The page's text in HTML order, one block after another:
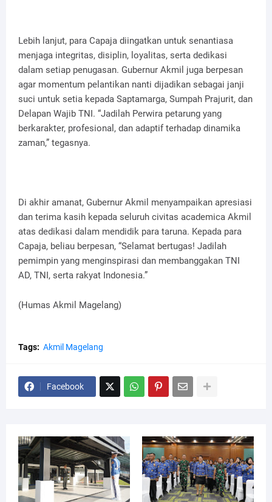
Lebih lanjut, para Capaja diingatkan untuk senantiasa
menjaga integritas, disiplin, loyalitas, serta dedikasi
dalam setiap penugasan. Gubernur Akmil juga berpesan
agar momentum pelantikan nanti dijadikan sebagai janji
suci untuk setia kepada Saptamarga, Sumpah Prajurit, dan
Delapan Wajib TNI. “Jadilah Perwira petarung yang
berkarakter, profesional, dan adaptif terhadap dinamika
zaman,” tegasnya.
Di akhir amanat, Gubernur Akmil menyampaikan apresiasi
dan terima kasih kepada seluruh civitas academica Akmil
atas dedikasi dalam mendidik para taruna. Kepada para
Capaja, beliau berpesan, “Selamat bertugas! Jadilah
pemimpin yang menginspirasi dan membanggakan TNI
AD, TNI, serta rakyat Indonesia.”
(Humas Akmil Magelang)
Tags: Akmil Magelang
Facebook